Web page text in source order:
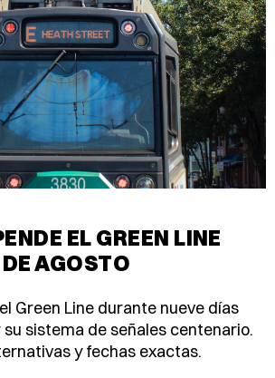
EL GREEN LINE
AGOSTO
Green Line durante nueve días
sistema de señales centenario.
y fechas exactas.